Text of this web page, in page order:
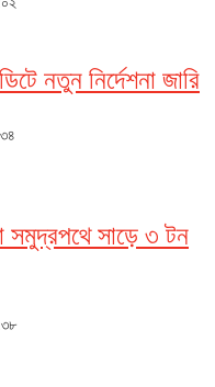
নতুন নির্দেশনা জারি
সমুদ্রপথে সাড়ে ৩ টন